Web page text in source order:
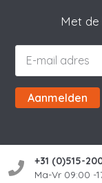
Met de
Aanmelden
+31 (0)515-
Ma-Vr 09:00 -